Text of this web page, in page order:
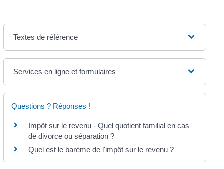
Textes de référence
Services en ligne et formulaires
Questions ? Réponses !
Impôt sur le revenu - Quel quotient familial en cas
de divorce ou séparation ?
Quel est le barème de l'impôt sur le revenu ?